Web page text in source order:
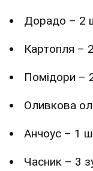
Дорадо – 2
Картопля –
Помідори –
Оливкова
Анчоус – 1
Часник – 3